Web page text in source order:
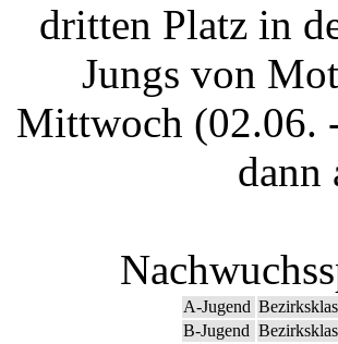
dritten Platz in
Jungs von
Mittwoch (02.06.
dann
A-Jugend
B-Jugend